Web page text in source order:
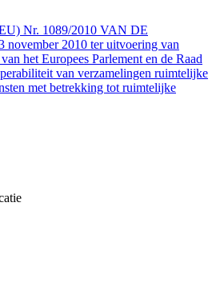
Nr. 1089/2010 VAN DE
2010 ter uitvoering van
het Europees Parlement en de Raad
van verzamelingen ruimtelijke
met betrekking tot ruimtelijke